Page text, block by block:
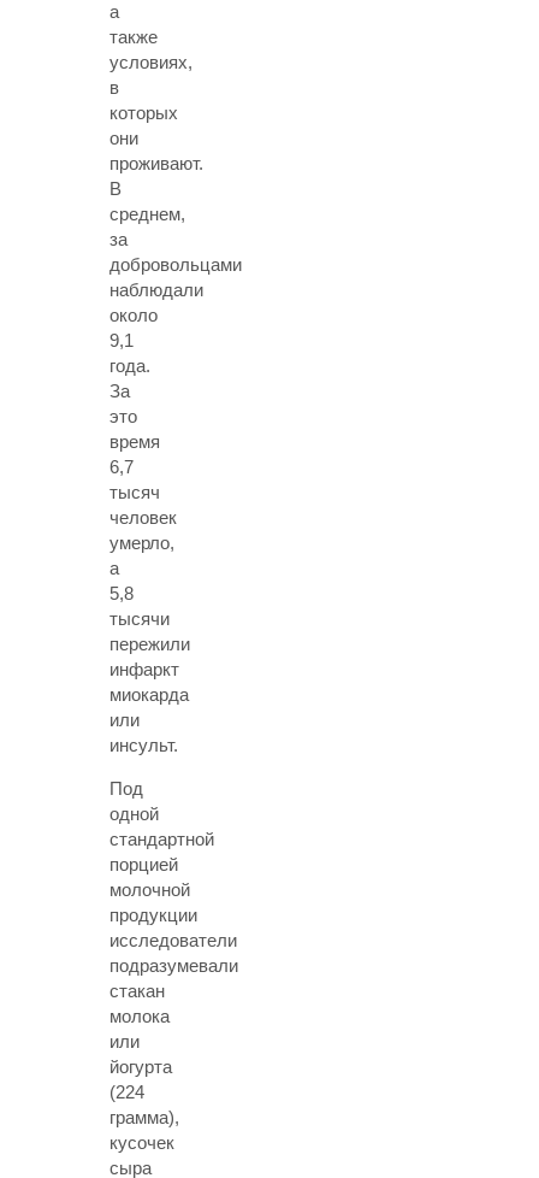
а
также
условиях,
в
которых
они
проживают.
В
среднем,
за
добровольцами
наблюдали
около
9,1
года.
За
это
время
6,7
тысяч
человек
умерло,
а
5,8
тысячи
пережили
инфаркт
миокарда
или
инсульт.
Под
одной
стандартной
порцией
молочной
продукции
исследователи
подразумевали
стакан
молока
или
йогурта
(224
грамма),
кусочек
сыра